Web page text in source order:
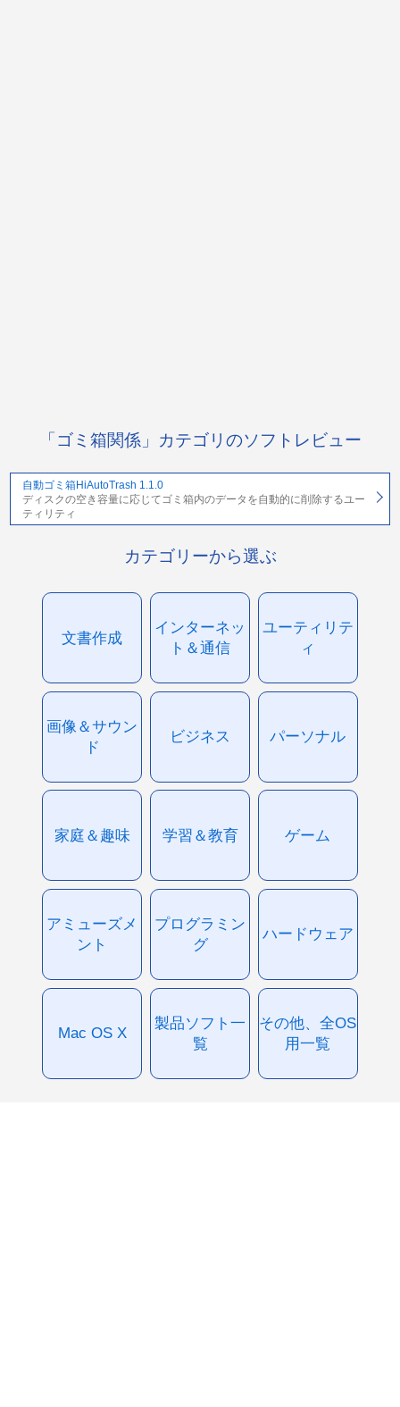
「ゴミ箱関係」カテゴリのソフトレビュー
自動ゴミ箱HiAutoTrash 1.1.0
ディスクの空き容量に応じてゴミ箱内のデータを自動的に削除するユー
ティリティ
カテゴリーから選ぶ
文書作成
インターネッ
ト＆通信
ユーティリテ
ィ
画像＆サウン
ド
ビジネス パーソナル
家庭＆趣味 学習＆教育 ゲーム
アミューズメ
ント
プログラミン
グ
ハードウェア
Mac OS X
製品ソフト一
覧
その他、全OS
用一覧